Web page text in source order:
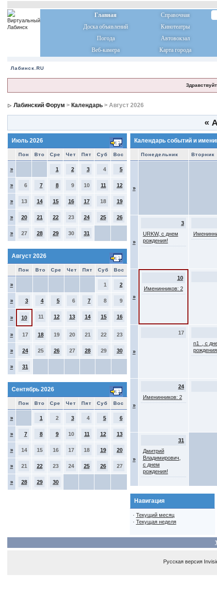
Главная
Справочная
Доска объявлений
Кинотеатры
Погода
Автовокзал
Веб-камера
Карта города
Лабинск.RU
Лабинский Форум > Календарь> Август 2026
«
Июль 2026
Пон Вто Сре Чет Пят Суб Вос
» 1 2 3 4 5
» 6 7 8 9 10 11 12
» 13 14 15 16 17 18 19
» 20 21 22 23 24 25 26
» 27 28 29 30 31
Август 2026
Пон Вто Сре Чет Пят Суб Вос
» 1 2
» 3 4 5 6 7 8 9
» 10 11 12 13 14 15 16
» 17 18 19 20 21 22 23
» 24 25 26 27 28 29 30
» 31
Сентябрь 2026
Пон Вто Сре Чет Пят Суб Вос
» 1 2 3 4 5 6
» 7 8 9 10 11 12 13
» 14 15 16 17 18 19 20
» 21 22 23 24 25 26 27
» 28 29 30
Календарь событий и
Понедельник Вторник
»
»
3
URKW, с днем
рождения!
»
10
Именинников: 2
»
17
n1_, с
»
24
Именинников: 2
»
31
Дмитрий
Владимирович,
с днем
рождения!
Навигация
· Текущий месяц
· Текущая неделя
Русская версия